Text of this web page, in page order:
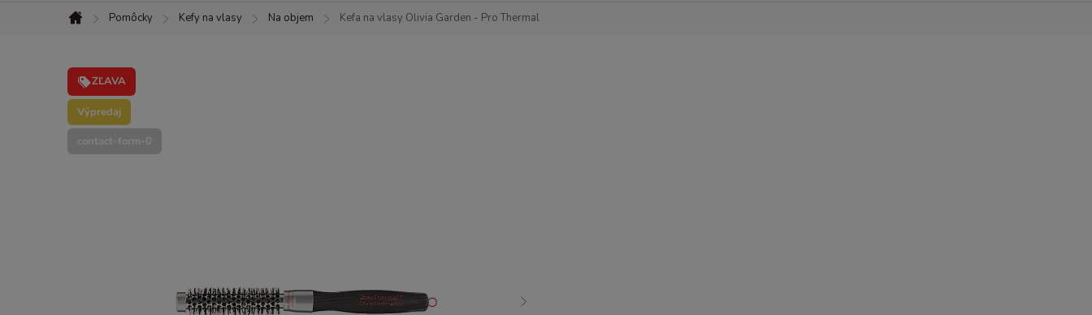
Domov
Pomôcky Kefy na vlasy Na objem Kefa na vlasy Olivia Garden - Pro Thermal
ZĽAVA
Výpredaj
contact-form-0